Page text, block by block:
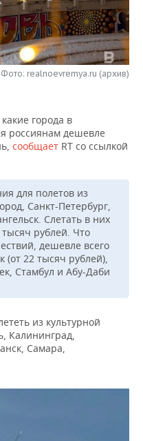
Фото: realnoevremya.ru (архив)
города в
россиянам дешевле
сообщает RT со ссылкой
для полетов из
Санкт-Петербург,
Слетать в них
рублей. Что
дешевле всего
(от 22 тысяч рублей),
Стамбул и Абу-Даби
из культурной
Калининград,
Самара,